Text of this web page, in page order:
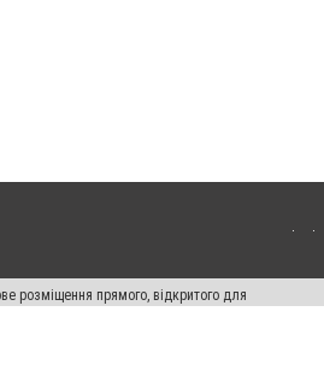
розміщення прямого, відкритого для